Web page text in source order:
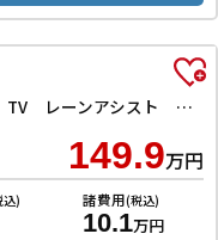
G クエロ ETC バックカメラ ナビ TV レーンアシスト 衝突被害軽減システム 両側電動スライドドア オートマチックハイビーム オートライト LEDヘッドランプ スマートキー アイドリングストップ
149.9万円
込) 諸費用(税込)
10.1万円